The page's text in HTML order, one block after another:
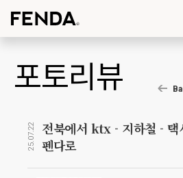
포토리뷰
25.07.22 전북에서 ktx - 지하철 - 택
펜다로